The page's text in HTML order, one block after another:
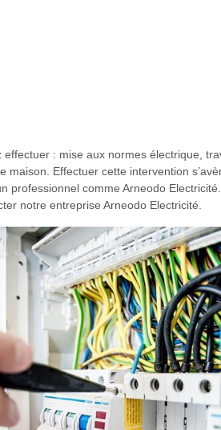
: mise aux normes électrique,
Effectuer cette intervention
professionnel comme Arneodo
notre entreprise Arneodo Electricité.